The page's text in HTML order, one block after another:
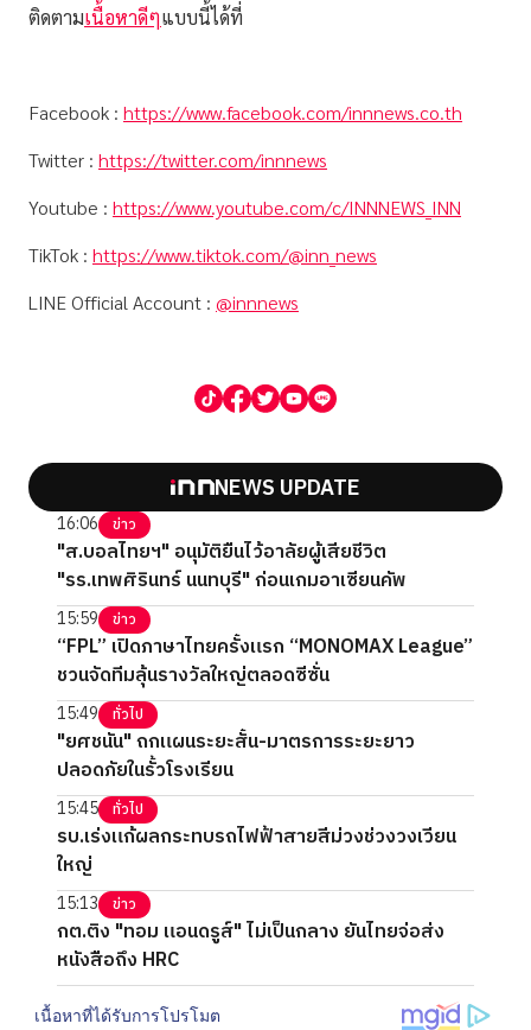
ติดตามเนื้อหาดีๆแบบนี้ได้ที่
Facebook : https://www.facebook.com/innnews.co.th
Twitter : https://twitter.com/innnews
Youtube : https://www.youtube.com/c/INNNEWS_INN
TikTok : https://www.tiktok.com/@inn_news
LINE Official Account : @innnews
NEWS UPDATE
16:06 ข่าว
"ส.บอลไทยฯ" อนุมัติยืนไว้อาลัยผู้เสียชีวิต
"รร.เทพศิรินทร์ นนทบุรี" ก่อนเกมอาเซียนคัพ
15:59 ข่าว
“FPL” เปิดภาษาไทยครั้งแรก “MONOMAX League”
ชวนจัดทีมลุ้นรางวัลใหญ่ตลอดซีซั่น
15:49 ทั่วไป
"ยศชนัน" ถกแผนระยะสั้น-มาตรการระยะยาว
ปลอดภัยในรั้วโรงเรียน
15:45 ทั่วไป
รบ.เร่งแก้ผลกระทบรถไฟฟ้าสายสีม่วงช่วงวงเวียน
ใหญ่
15:13 ข่าว
กต.ติง "ทอม แอนดรูส์" ไม่เป็นกลาง ยันไทยจ่อส่ง
หนังสือถึง HRC